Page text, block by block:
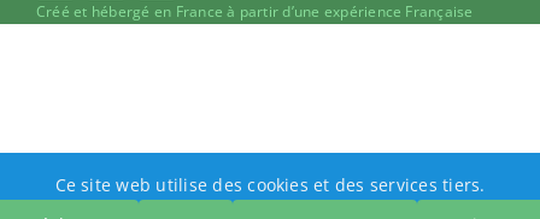
Créé et hébergé en France à partir d’une expérience Française
Ce site web utilise des cookies et des services tiers.